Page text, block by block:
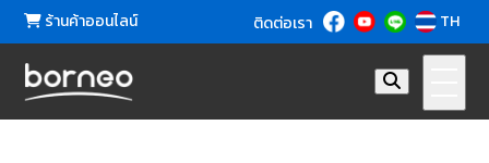
ร้านค้าออนไลน์ ติดต่อเรา TH